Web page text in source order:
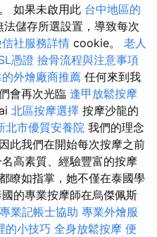
如果未啟用此 台中地區的
儲存所選設置，導致每次
社服務詳情 cookie。 老人
憑證 撿骨流程與注意事項
外燴廠商推薦 任何來到我
會再次光臨 逢甲放鬆按摩
北區按摩選擇 按摩沙龍的
北市優質安養院 我們的理念
此我們在開始每次按摩之前
高素質、經驗豐富的按摩
瞭如指掌，她不僅在泰國學
的專業按摩師在烏傑佩斯
專業記帳士協助 專業外燴服
的小技巧 全身放鬆按摩 便